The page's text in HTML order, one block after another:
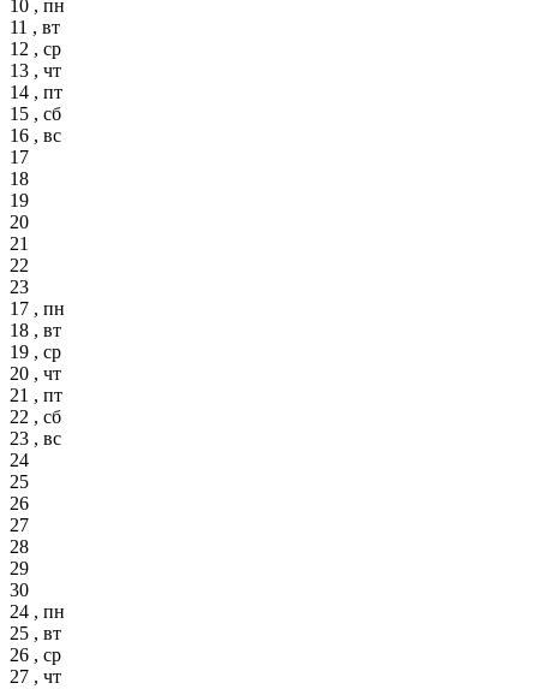
10 , пн
11 , вт
12 , ср
13 , чт
14 , пт
15 , сб
16 , вс
17
18
19
20
21
22
23
17 , пн
18 , вт
19 , ср
20 , чт
21 , пт
22 , сб
23 , вс
24
25
26
27
28
29
30
24 , пн
25 , вт
26 , ср
27 , чт